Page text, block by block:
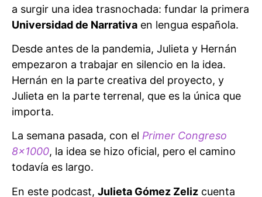
a surgir una idea trasnochada: fundar la primera
Universidad de Narrativa en lengua española.
Desde antes de la pandemia, Julieta y Hernán
empezaron a trabajar en silencio en la idea.
Hernán en la parte creativa del proyecto, y
Julieta en la parte terrenal, que es la única que
importa.
La semana pasada, con el Primer Congreso
8×1000, la idea se hizo oficial, pero el camino
todavía es largo.
En este podcast, Julieta Gómez Zeliz cuenta